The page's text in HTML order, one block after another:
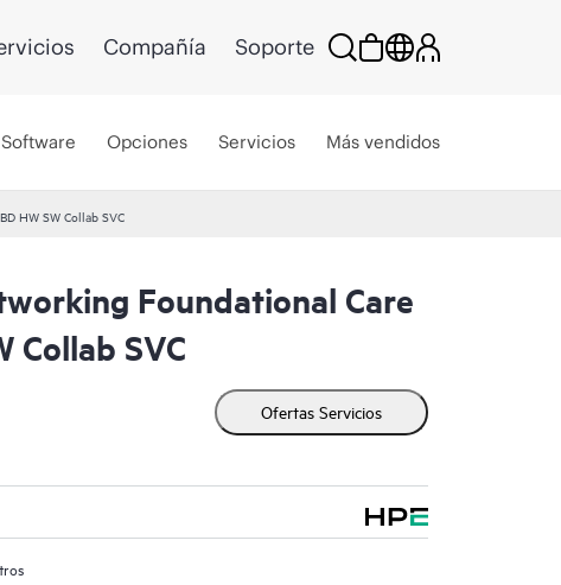
Compañía Soporte
Software Opciones Servicios Más vendidos
HW SW Collab SVC
Foundational Care
Collab SVC
Ofertas Servicios